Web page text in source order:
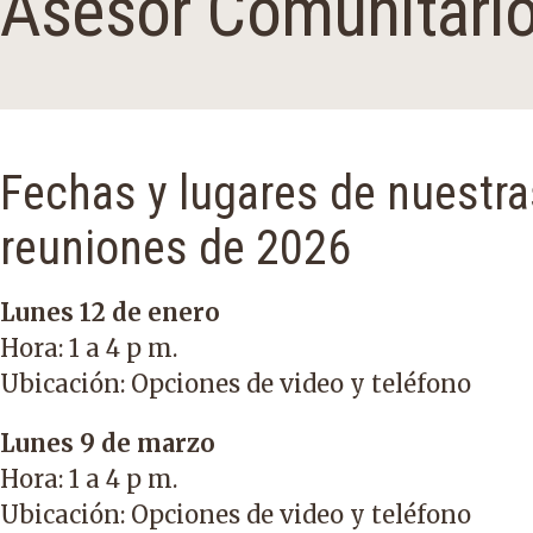
Fechas y lugares de
reuniones de 2026
Lunes 12 de enero
Hora: 1 a 4 p m.
Ubicación: Opciones de video y teléfono
Lunes 9 de marzo
Hora: 1 a 4 p m.
Ubicación: Opciones de video y teléfono